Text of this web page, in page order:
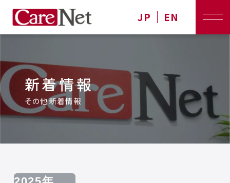
JP EN
新着情報
その他新着情報